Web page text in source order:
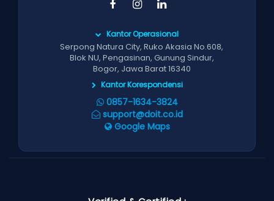
Kantor Operasional
Serpong Natura City, Ruko Akasia No.608,
Blok NU, Pengasinan, Gunung Sindur,
Bogor, Jawa Barat 16340
Kantor Korespondensi
0857-1634-3824
support@doit.co.id
Google Maps